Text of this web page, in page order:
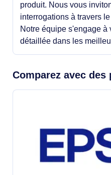
produit. Nous vous
interrogations à travers
Notre équipe s'engage à
détaillée dans les
Comparez avec